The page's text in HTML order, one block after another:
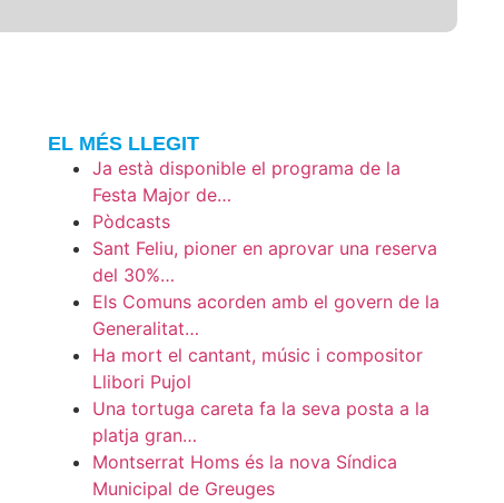
EL MÉS LLEGIT
Ja està disponible el programa de la
Festa Major de…
Pòdcasts
Sant Feliu, pioner en aprovar una reserva
del 30%…
Els Comuns acorden amb el govern de la
Generalitat…
Ha mort el cantant, músic i compositor
Llibori Pujol
Una tortuga careta fa la seva posta a la
platja gran…
Montserrat Homs és la nova Síndica
Municipal de Greuges